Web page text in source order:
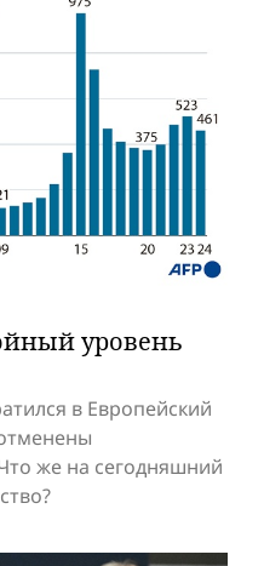
уровень
в Европейский
же на сегодняшний